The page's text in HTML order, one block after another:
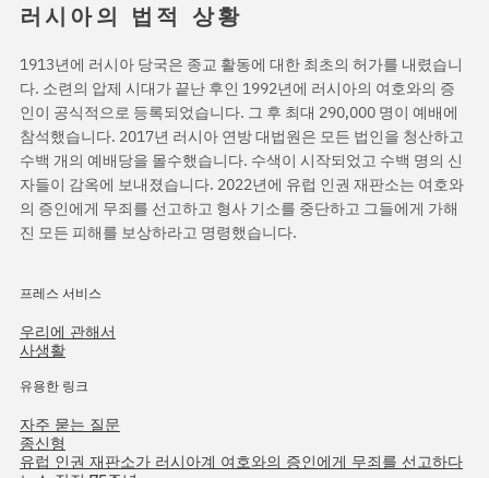
러시아의 법적 상황
1913년에 러시아 당국은 종교 활동에 대한 최초의 허가를 내렸습니
다. 소련의 압제 시대가 끝난 후인 1992년에 러시아의 여호와의 증
인이 공식적으로 등록되었습니다. 그 후 최대 290,000 명이 예배에
참석했습니다. 2017년 러시아 연방 대법원은 모든 법인을 청산하고
수백 개의 예배당을 몰수했습니다. 수색이 시작되었고 수백 명의 신
자들이 감옥에 보내졌습니다. 2022년에 유럽 인권 재판소는 여호와
의 증인에게 무죄를 선고하고 형사 기소를 중단하고 그들에게 가해
진 모든 피해를 보상하라고 명령했습니다.
프레스 서비스
우리에 관해서
사생활
유용한 링크
자주 묻는 질문
종신형
유럽 인권 재판소가 러시아계 여호와의 증인에게 무죄를 선고하다